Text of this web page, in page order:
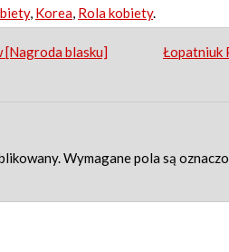
, Korea Rola kobiety.
[Nagroda blasku]
Łopatniuk
Wymagane pola są